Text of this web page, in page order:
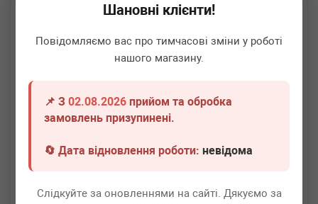
Шановні клієнти!
Повідомляємо вас про тимчасові зміни у роботі
нашого магазину.
📌 З02.08.2026 прийом та обробка
замовлень призупинені.
🔄 Дата відновлення роботи:невідома
Слідкуйте за оновленнями на сайті. Дякуємо за
Немає в наявності
Всі ціни